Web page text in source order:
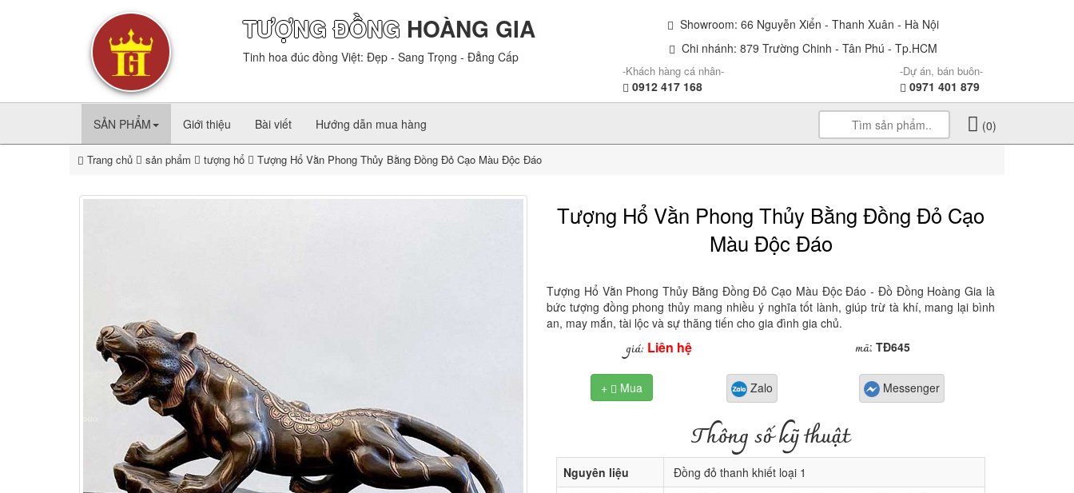
TƯỢNG ĐỒNG HOÀNG GIA
Tinh hoa đúc đồng Việt: Đẹp - Sang Trọng - Đẳng Cấp
Showroom: 66 Nguyễn Xiển - Thanh Xuân - Hà Nội
Chi nhánh: 879 Trường Chinh - Tân Phú - Tp.HCM
-Khách hàng cá nhân-
0912 417 168
-Dự án, bán buôn-
0971 401 879
SẢN PHẨM Giới thiệu Bài viết Hướng dẫn mua hàng (0)
Trang chủ sản phẩm tượng hổ Tượng Hổ Vằn Phong Thủy Bằng Đồng Đỏ Cạo Màu Độc Đáo
Tượng Hổ Vằn Phong Thủy Bằng Đồng Đỏ Cạo
Màu Độc Đáo
Tượng Hổ Vằn Phong Thủy Bằng Đồng Đỏ Cạo Màu Độc Đáo - Đồ Đồng Hoàng Gia là
bức tượng đồng phong thủy mang nhiều ý nghĩa tốt lành, giúp trừ tà khí, mang lại bình
an, may mắn, tài lộc và sự thăng tiến cho gia đình gia chủ.
giá: Liên hệ mã:TĐ645
+  Mua Zalo Messenger
Thông số kỹ thuật
Nguyên liệu
Đồng đỏ thanh khiết loại 1